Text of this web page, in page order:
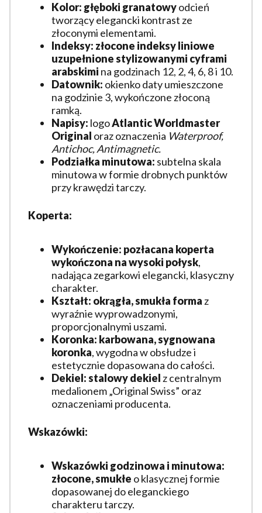
Kolor: głęboki granatowyodcień
tworzący elegancki kontrast ze
złoconymi elementami.
Indeksy: złocone indeksy liniowe
uzupełnione stylizowanymi cyframi
arabskimi na godzinach 12, 2, 4, 6, 8 i 10.
Datownik: okienko daty umieszczone
na godzinie 3, wykończone złoconą
ramką.
Napisy: logoAtlantic Worldmaster
Original oraz oznaczenia Waterproof,
Antichoc, Antimagnetic.
Podziałka minutowa: subtelna skala
minutowa w formie drobnych punktów
przy krawędzi tarczy.
Koperta:
Wykończenie: pozłacana koperta
wykończona na wysoki połysk,
nadająca zegarkowi elegancki, klasyczny
charakter.
Kształt: okrągła, smukła forma z
wyraźnie wyprowadzonymi,
proporcjonalnymi uszami.
Koronka: karbowana, sygnowana
koronka, wygodna w obsłudze i
estetycznie dopasowana do całości.
Dekiel:stalowy dekiel z centralnym
medalionem „Original Swiss” oraz
oznaczeniami producenta.
Wskazówki:
Wskazówki godzinowa i minutowa:
złocone, smukłe o klasycznej formie
dopasowanej do eleganckiego
charakteru tarczy.